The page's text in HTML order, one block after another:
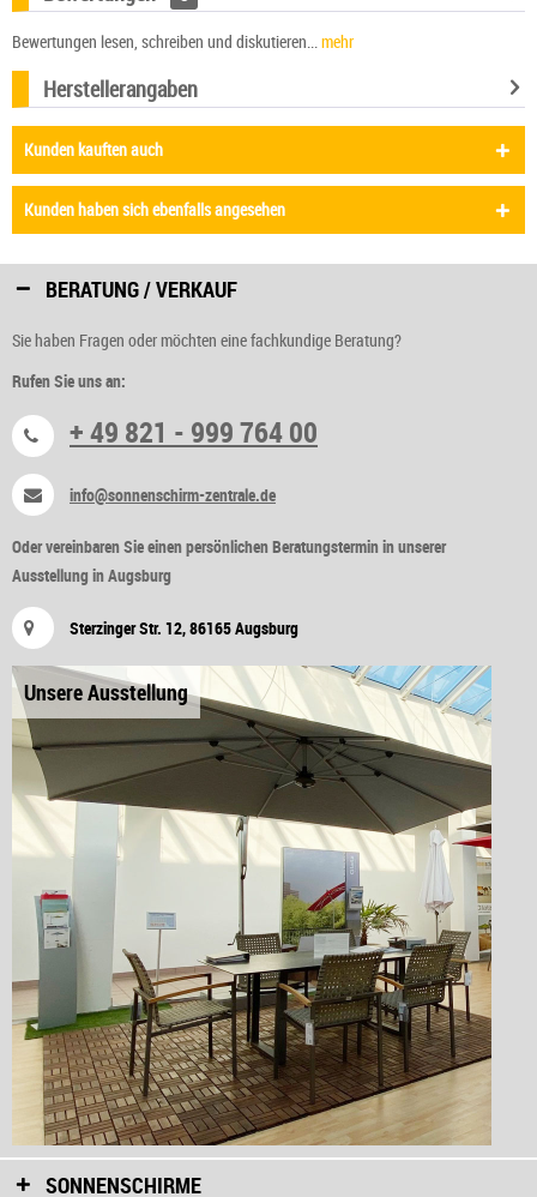
Bewertungen lesen, schreiben und diskutieren... mehr
Herstellerangaben
Kunden kauften auch
Kunden haben sich ebenfalls angesehen
BERATUNG / VERKAUF
Sie haben Fragen oder möchten eine fachkundige Beratung?
Rufen Sie uns an:
+ 49 821 - 999 764 00
info@sonnenschirm-zentrale.de
Oder vereinbaren Sie einen persönlichen Beratungstermin in unserer
Ausstellung in Augsburg
Sterzinger Str. 12, 86165 Augsburg
Unsere Ausstellung
SONNENSCHIRME